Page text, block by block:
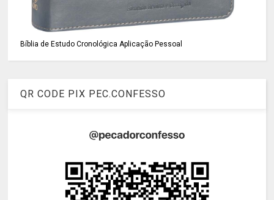
Bíblia de Estudo Cronológica Aplicação Pessoal
QR CODE PIX PEC.CONFESSO